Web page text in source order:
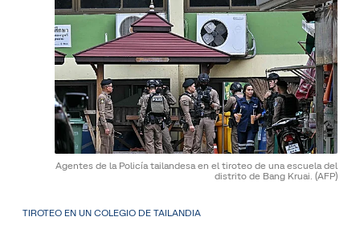
Agentes de la Policía tailandesa en el tiroteo de una escuela del
distrito de Bang Kruai. (AFP)
TIROTEO EN UN COLEGIO DE TAILANDIA